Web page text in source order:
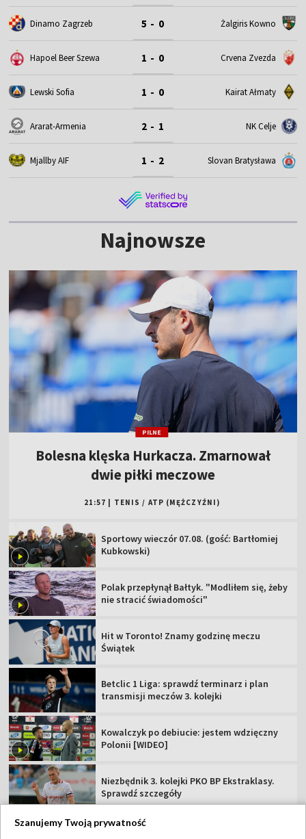
Dinamo Zagrzeb 5 - 0 Żalgiris Kowno
Hapoel Beer Szewa 1 - 0 Crvena Zvezda
Lewski Sofia 1 - 0 Kairat Ałmaty
Ararat-Armenia 2 - 1 NK Celje
Mjallby AIF 1 - 2 Slovan Bratysława
Najnowsze
PILNE
Bolesna klęska Hurkacza. Zmarnował
dwie piłki meczowe
21:57 TENIS / ATP (MĘŻCZYŹNI)
Sportowy wieczór 07.08. (gość: Bartłomiej
Kubkowski)
Polak przepłynął Bałtyk. "Modliłem się, żeby
nie stracić świadomości"
Hit w Toronto! Znamy godzinę meczu
Świątek
Betclic 1 Liga: sprawdź terminarz i plan
transmisji meczów 3. kolejki
Kowalczyk po debiucie: jestem wdzięczny
Polonii [WIDEO]
Niezbędnik 3. kolejki PKO BP Ekstraklasy.
Sprawdź szczegóły
Szanujemy Twoją prywatność